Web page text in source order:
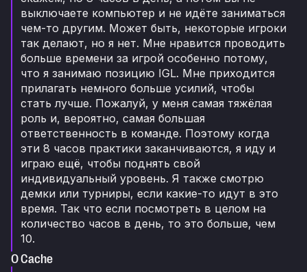
выключаете компьютер и не идёте заниматься
чем-то другим. Может быть, некоторые игроки
так делают, но я нет. Мне нравится проводить
больше времени за игрой особенно потому,
что я занимаю позицию IGL. Мне приходится
прилагать немного больше усилий, чтобы
стать лучше. Пожалуй, у меня самая тяжёлая
роль и, вероятно, самая большая
ответственность в команде. Поэтому когда
эти 8 часов практики заканчиваются, я иду и
играю ещё, чтобы поднять свой
индивидуальный уровень. Я также смотрю
демки или турниры, если какие-то идут в это
время. Так что если посмотреть в целом на
количество часов в день, то это больше, чем
10.
О Cache